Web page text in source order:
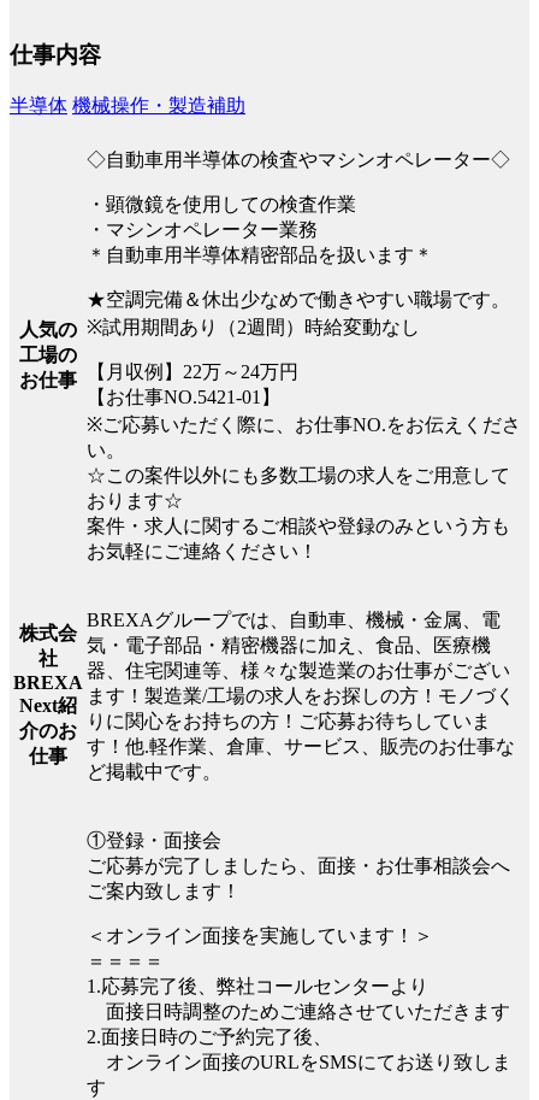
仕事内容
半導体 機械操作・製造補助
人気の
工場の
お仕事
◇自動車用半導体の検査やマシンオペレーター◇
・顕微鏡を使用しての検査作業
・マシンオペレーター業務
＊自動車用半導体精密部品を扱います＊
★空調完備＆休出少なめで働きやすい職場です。
※試用期間あり（2週間）時給変動なし
【月収例】22万～24万円
【お仕事NO.5421-01】
※ご応募いただく際に、お仕事NO.をお伝えくださ
い。
☆この案件以外にも多数工場の求人をご用意して
おります☆
案件・求人に関するご相談や登録のみという方も
お気軽にご連絡ください！
株式会
社
BREXA
Next紹
介のお
仕事
BREXAグループでは、自動車、機械・金属、電
気・電子部品・精密機器に加え、食品、医療機
器、住宅関連等、様々な製造業のお仕事がござい
ます！製造業/工場の求人をお探しの方！モノづく
りに関心をお持ちの方！ご応募お待ちしていま
す！他.軽作業、倉庫、サービス、販売のお仕事な
ど掲載中です。
①登録・面接会
ご応募が完了しましたら、面接・お仕事相談会へ
ご案内致します！
＜オンライン面接を実施しています！＞
＝＝＝＝
1.応募完了後、弊社コールセンターより
面接日時調整のためご連絡させていただきます
2.面接日時のご予約完了後、
オンライン面接のURLをSMSにてお送り致しま
す